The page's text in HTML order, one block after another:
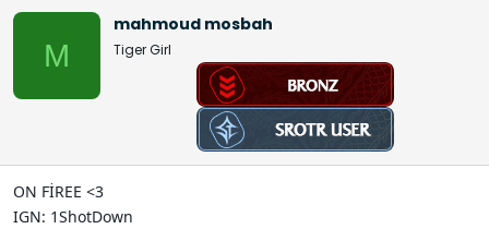
M
mahmoud mosbah
Tiger Girl
ON FİREE <3
IGN: 1ShotDown